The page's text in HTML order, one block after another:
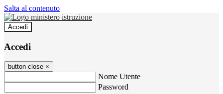
Salta al contenuto
Accedi
Accedi
button close ×
Nome Utente
Password